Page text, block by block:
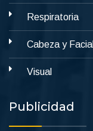
Respiratoria
Cabeza y Facial
Visual
Publicidad